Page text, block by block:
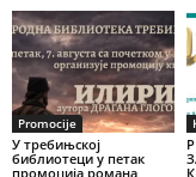
Promocije
У требињској
библиотеци у петак
промоција романа